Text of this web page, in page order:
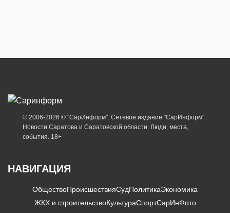
© 2006-2026 © "СарИнформ". Сетевое издание "СарИнформ".
Новости Саратова и Саратовской области. Люди, места,
события. 18+
НАВИГАЦИЯ
ОбществоПроисшествияСудПолитикаЭкономика
ЖКХ и строительствоКультураСпортСарИнФото